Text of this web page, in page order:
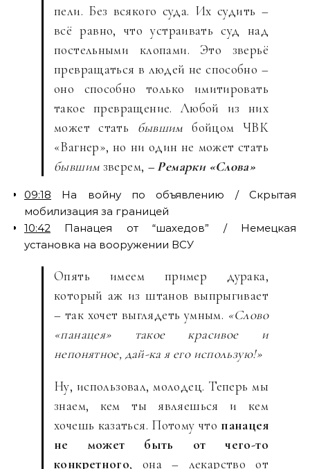
пели. Без всякого суда. Их судить –
всё равно, что устраивать суд над
постельными клопами. Это зверьё
превращаться в людей не способно –
оно способно только имитировать
такое превращение. Любой из них
может стать бывшим бойцом ЧВК
«Вагнер», но ни один не может стать
бывшим зверем, – Ремарки «Слова»
09:18 На войну по объявлению / Скрытая
мобилизация за границей
10:42 Панацея от “шахедов” / Немецкая
установка на вооружении ВСУ
Опять имеем пример дурака,
который аж из штанов выпрыгивает
– так хочет выглядеть умным. «Слово
«панацея» такое красивое и
непонятное, дай-ка я его использую!»
Ну, использовал, молодец. Теперь мы
знаем, кем ты являешься и кем
хочешь казаться. Потому что панацея
не может быть от чего-то
конкретного, она – лекарство от